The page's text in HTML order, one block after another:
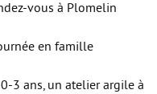
vous à Plomelin
en famille
3 ans, un atelier argile à